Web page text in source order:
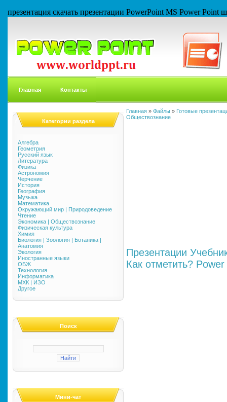
презентация скачать презентации PowerPoint MS Power
Главная Контакты
Категории раздела
Алгебра
Геометрия
Русский язык
Литература
Физика
Астрономия
Черчение
История
География
Музыка
Математика
Окружающий мир | Природоведение
Чтение
Экономика | Обществознание
Физическая культура
Химия
Биология | Зоология | Ботаника |
Анатомия
Экология
Иностранные языки
ОБЖ
Технология
Информатика
МХК | ИЗО
Другое
Поиск
Мини-чат
Главная » Файлы » Готовые
Обществознание
Презентации
Как отметить?